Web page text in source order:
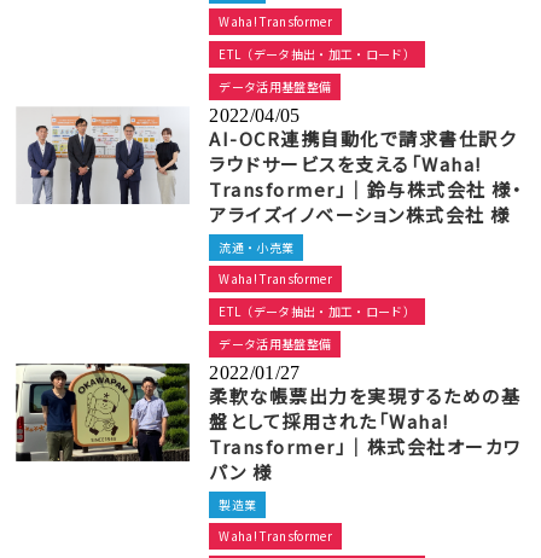
Waha! Transformer
ETL（データ抽出・加工・ロード）
データ活用基盤整備
2022/04/05
AI-OCR連携自動化で請求書仕訳ク
ラウドサービスを支える「Waha!
Transformer」｜鈴与株式会社 様・
アライズイノベーション株式会社 様
流通・小売業
Waha! Transformer
ETL（データ抽出・加工・ロード）
データ活用基盤整備
2022/01/27
柔軟な帳票出力を実現するための基
盤として採用された「Waha!
Transformer」｜株式会社オーカワ
パン 様
製造業
Waha! Transformer